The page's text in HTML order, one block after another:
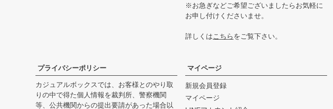
※お急ぎなどご希望ございましたらお気軽に
お申し付けくださいませ。
詳しくはこちらをご覧下さい。
プライバシーポリシー
カジュアルボックスでは、お客様とのやり取
りの中で得た個人情報を裁判所、警察機関
等、公共機関からの提出要請があった場合以
マイページ
新規会員登録
マイページ